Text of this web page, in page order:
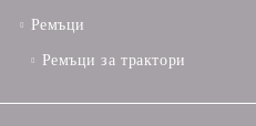
Ремъци
Ремъци за трактори